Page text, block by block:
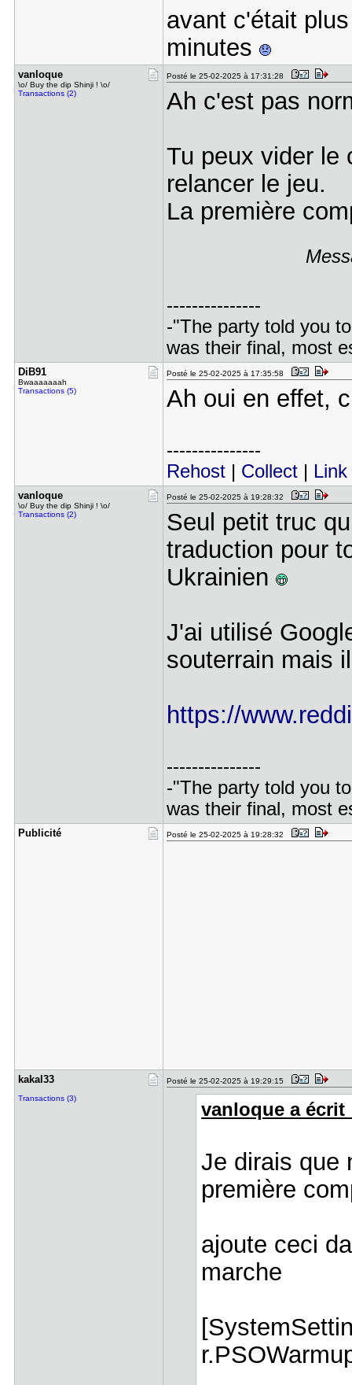
avant c'était
minutes
vanloque
\o/ Buy the dip Shinji ! \o/
Transactions (2)
Posté le 25-02-2025 à 17:31:28
Ah c'est pas
Tu peux vider le
relancer le jeu.
La première
---------------
-"The party told you
was their final, most
DiB91
Bwaaaaaaah
Transactions (5)
Posté le 25-02-2025 à 17:35:58
Ah oui en effet,
---------------
Rehost| Collect| Link
vanloque
\o/ Buy the dip Shinji ! \o/
Transactions (2)
Posté le 25-02-2025 à 19:28:32
Seul petit truc
traduction pour
Ukrainien
J'ai utilisé
souterrain mais
https://
---------------
-"The party told you
was their final, most
Publicité Posté le 25-02-2025 à 19:28:32
kakal33
Transactions (3)
Posté le 25-02-2025 à 19:29:15
vanloque a écrit
Je dirais que
première
ajoute ceci
marche